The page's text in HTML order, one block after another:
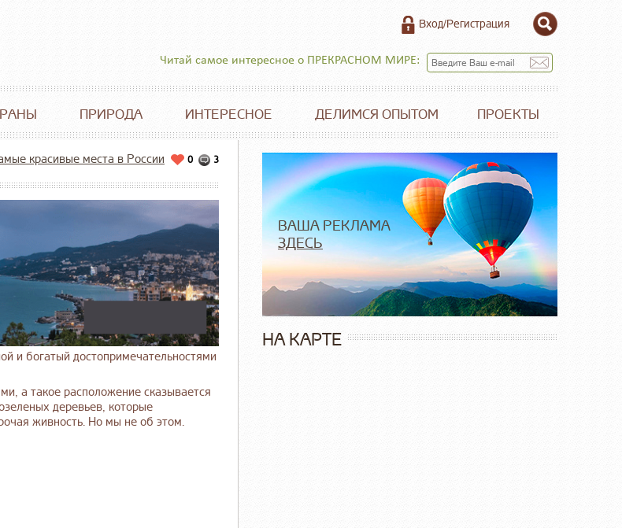
Вход/Регистрация
Читай самое интересное о ПРЕКРАСНОМ МИРЕ:
ПРИРОДА ИНТЕРЕСНОЕ ДЕЛИМСЯ ОПЫТОМ ПРОЕКТЫ
3
0
красивые места в России
и богатый достопримечательностями
а такое расположение сказывается
деревьев, которые
живность. Но мы не об этом.
ВАША РЕКЛАМА
ЗДЕСЬ
НА КАРТЕ